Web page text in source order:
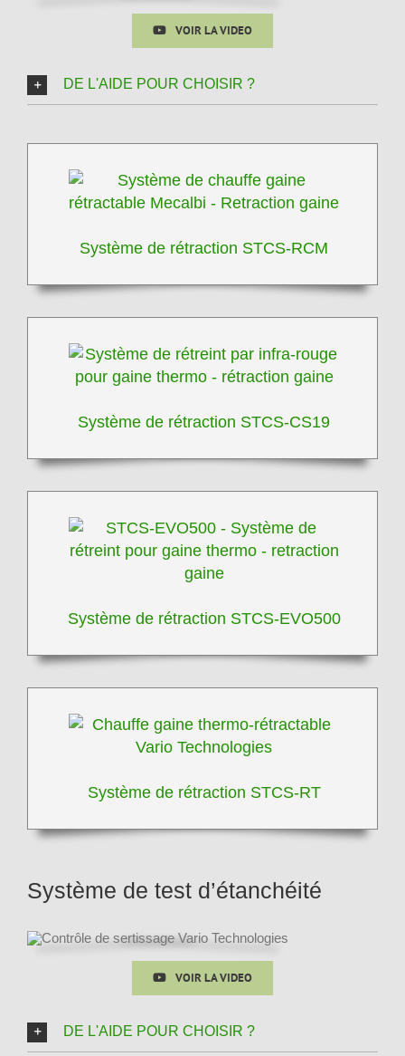
VOIR LA VIDEO
DE L'AIDE POUR CHOISIR ?
Système de rétraction STCS-RCM
Système de rétraction STCS-CS19
Système de rétraction STCS-EVO500
Système de rétraction STCS-RT
Système de test d’étanchéité
VOIR LA VIDEO
DE L'AIDE POUR CHOISIR ?